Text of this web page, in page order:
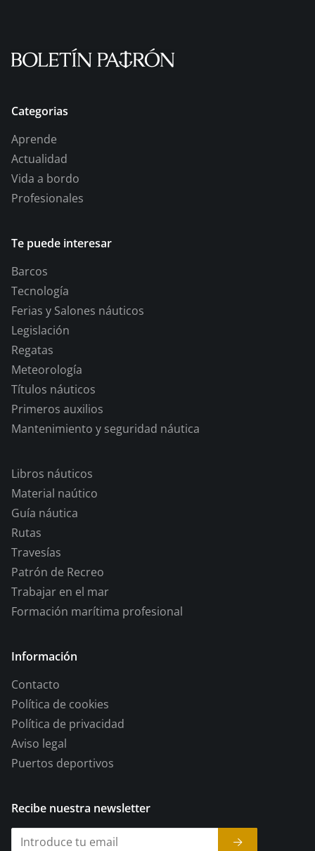
Categorias
Aprende
Actualidad
Vida a bordo
Profesionales
Te puede interesar
Barcos
Tecnología
Ferias y Salones náuticos
Legislación
Regatas
Meteorología
Títulos náuticos
Primeros auxilios
Mantenimiento y seguridad náutica
Libros náuticos
Material naútico
Guía náutica
Rutas
Travesías
Patrón de Recreo
Trabajar en el mar
Formación marítima profesional
Información
Contacto
Política de cookies
Política de privacidad
Aviso legal
Puertos deportivos
Recibe nuestra newsletter